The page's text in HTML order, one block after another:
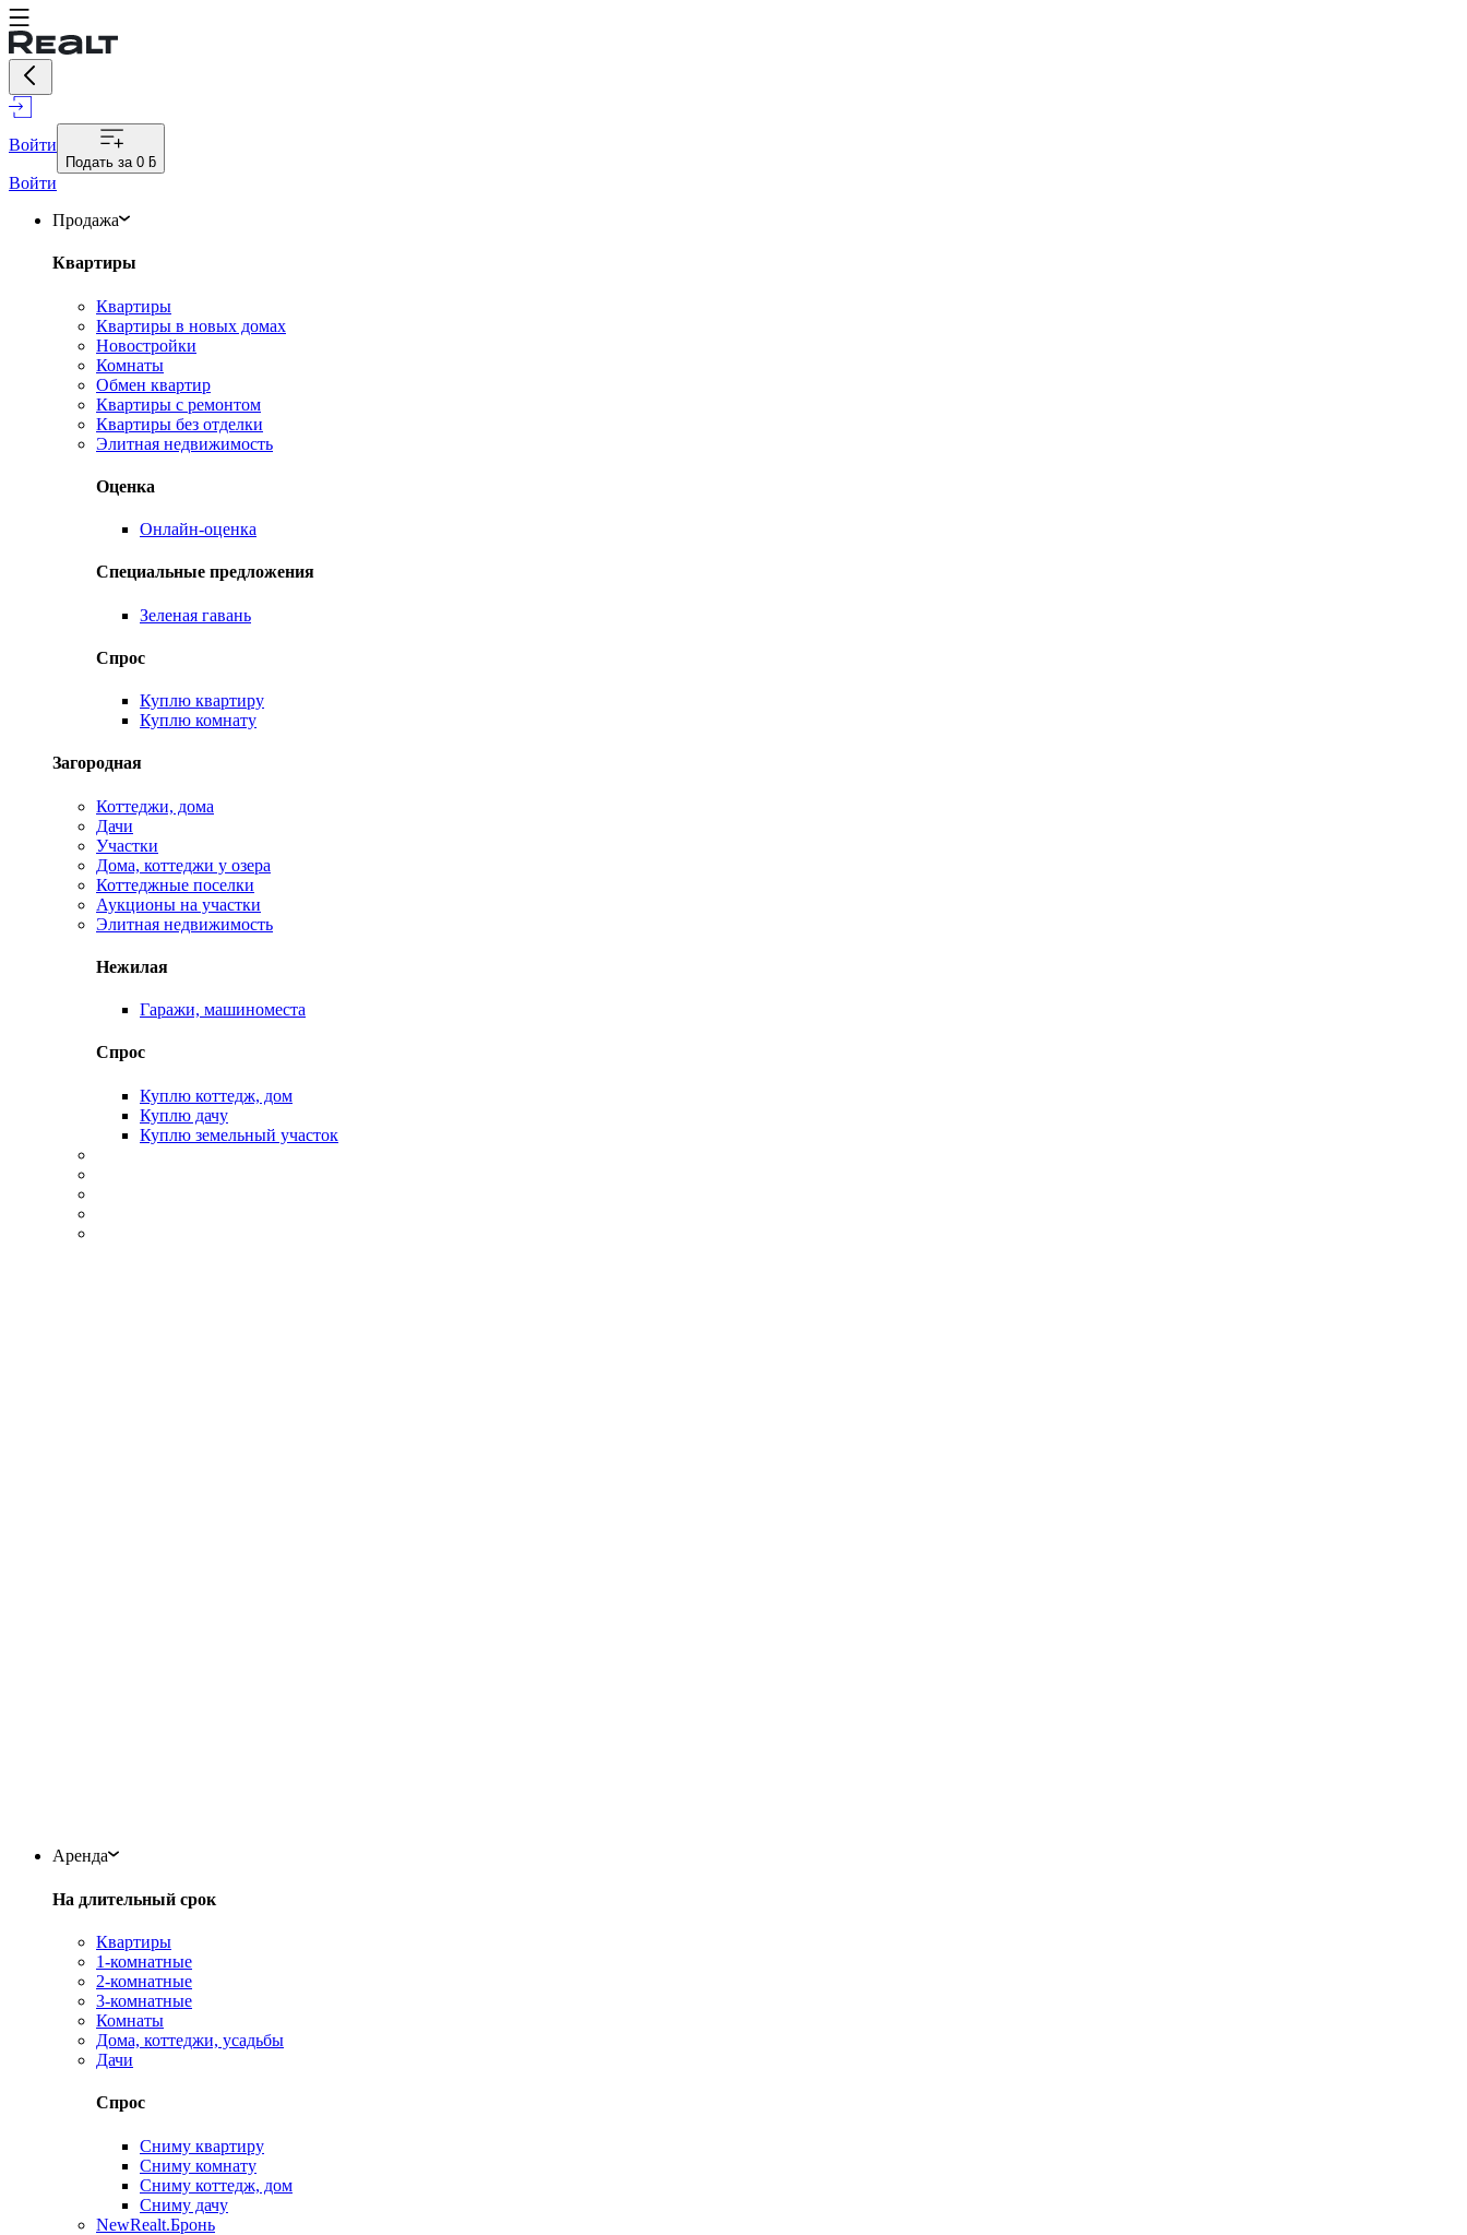
Войти
Подать за 0 ƃ
Войти
Продажа
Квартиры
Квартиры
Квартиры в новых домах
Новостройки
Комнаты
Обмен квартир
Квартиры с ремонтом
Квартиры без отделки
Элитная недвижимость
Оценка
Онлайн-оценка
Специальные предложения
Зеленая гавань
Спрос
Куплю квартиру
Куплю комнату
Загородная
Коттеджи, дома
Дачи
Участки
Дома, коттеджи у озера
Коттеджные поселки
Аукционы на участки
Элитная недвижимость
Нежилая
Гаражи, машиноместа
Спрос
Куплю коттедж, дом
Куплю дачу
Куплю земельный участок
Аренда
На длительный срок
Квартиры
1-комнатные
2-комнатные
3-комнатные
Комнаты
Дома, коттеджи, усадьбы
Дачи
Спрос
Сниму квартиру
Сниму комнату
Сниму коттедж, дом
Сниму дачу
NewRealt.Бронь